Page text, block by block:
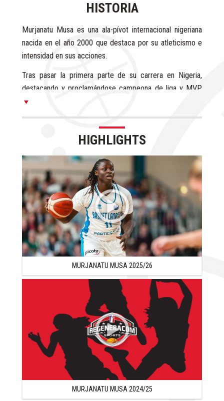
HISTORIA
Murjanatu Musa es una ala-pívot internacional nigeriana
nacida en el año 2000 que destaca por su atleticismo e
intensidad en sus acciones.
Tras pasar la primera parte de su carrera en Nigeria,
destacando y proclamándose campeona de liga y MVP
de la competición, Musa dio el salto a Europa firmando
en España con Celta y promediando 7.5 puntos, 6.8
rebotes y +11 valoración en 16 minutos por partido en
Liga Challenge (18 puntos, 16.4 rebotes y +26.5
valoración a 40 minutos) durante la temporada 2021/22.
Musa renovó con Celta en la temporada 2022/23 y
promedió 13.4 puntos, 13 rebotes y +22.7 valoración,
siendo la segunda jugadora más valorada de toda la
competición y ascendiendo a Liga Femenina 1.
Con la selección nigeriana, Murjanatu Musa ganó la
medalla de oro en el Afrobasket de 2021 y la volvió a
ganar en 2023, destacando con 9 puntos, 7.4 rebotes y
+11.4 valoración en 20 minutos por partido.
Murjanatu Musa renovó con Celta en la temporada
2023/24 y promedió 13 puntos, 9.4 rebotes y +16.1
valoración por partido, siendo una de las mejores
jugadoras de la máxima división femenina en España.
En el verano de 2024, Murjanatu Musa jugó los Juegos
Olímpicos y promedió 9.8 puntos y 6 rebotes por partido.
En la temporada 2024/25, Murjanatu Musa firmó en
Francia con Tarbes y promedió 14.9 puntos, 9.4 rebotes
HIGHLIGHTS
MURJANATU MUSA 2025/26
MURJANATU MUSA 2024/25